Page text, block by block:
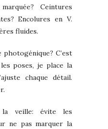
Ceintures
Encolures en V.
fluides.
C’est
poses, je place la
chaque détail.
la veille: évite les
ne pas marquer la